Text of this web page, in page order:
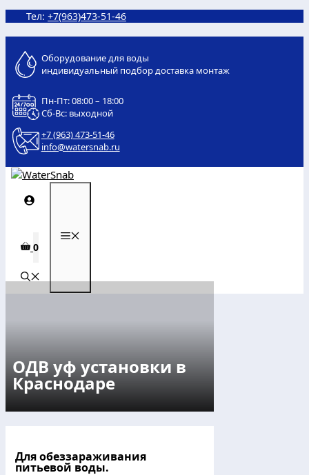
Перейти
Тел: +7(963)473-51-46
Оборудование для воды
индивидуальный подбор доставка монтаж
Пн-Пт: 08:00 – 18:00
Сб-Вс: выходной
+7 (963) 473-51-46
info@watersnab.ru
0
ОДВ уф установки в
Краснодаре
Для обеззараживания
питьевой воды.